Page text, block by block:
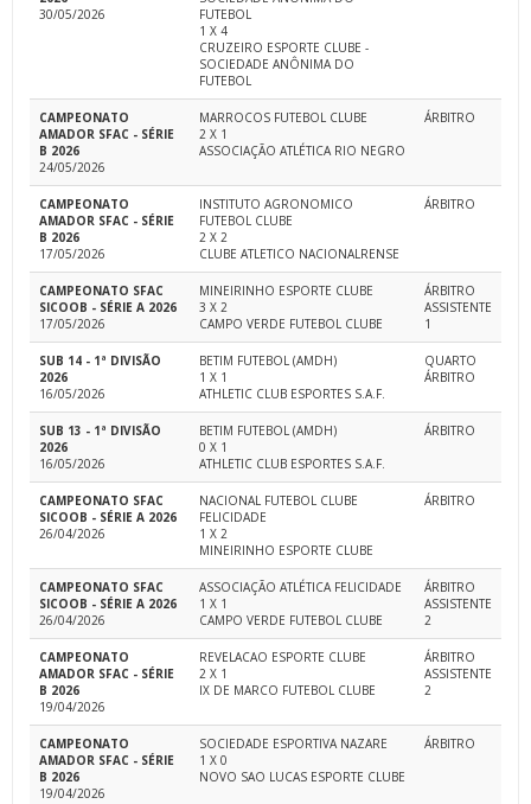
30/05/2026
FUTEBOL
1 X 4
CRUZEIRO ESPORTE CLUBE -
SOCIEDADE ANÔNIMA DO
FUTEBOL
CAMPEONATO
AMADOR SFAC - SÉRIE
B 2026
24/05/2026
MARROCOS FUTEBOL CLUBE
2 X 1
ASSOCIAÇÃO ATLÉTICA RIO NEGRO
ÁRBITRO
CAMPEONATO
AMADOR SFAC - SÉRIE
B 2026
17/05/2026
INSTITUTO AGRONOMICO
FUTEBOL CLUBE
2 X 2
CLUBE ATLETICO NACIONALRENSE
ÁRBITRO
CAMPEONATO SFAC
SICOOB - SÉRIE A 2026
17/05/2026
MINEIRINHO ESPORTE CLUBE
3 X 2
CAMPO VERDE FUTEBOL CLUBE
ÁRBITRO
ASSISTENTE
1
SUB 14 - 1ª DIVISÃO
2026
16/05/2026
BETIM FUTEBOL (AMDH)
1 X 1
ATHLETIC CLUB ESPORTES S.A.F.
QUARTO
ÁRBITRO
SUB 13 - 1ª DIVISÃO
2026
16/05/2026
BETIM FUTEBOL (AMDH)
0 X 1
ATHLETIC CLUB ESPORTES S.A.F.
ÁRBITRO
CAMPEONATO SFAC
SICOOB - SÉRIE A 2026
26/04/2026
NACIONAL FUTEBOL CLUBE
FELICIDADE
1 X 2
MINEIRINHO ESPORTE CLUBE
ÁRBITRO
CAMPEONATO SFAC
SICOOB - SÉRIE A 2026
26/04/2026
ASSOCIAÇÃO ATLÉTICA FELICIDADE
1 X 1
CAMPO VERDE FUTEBOL CLUBE
ÁRBITRO
ASSISTENTE
2
CAMPEONATO
AMADOR SFAC - SÉRIE
B 2026
19/04/2026
REVELACAO ESPORTE CLUBE
2 X 1
IX DE MARCO FUTEBOL CLUBE
ÁRBITRO
ASSISTENTE
2
CAMPEONATO
AMADOR SFAC - SÉRIE
B 2026
19/04/2026
SOCIEDADE ESPORTIVA NAZARE
1 X 0
NOVO SAO LUCAS ESPORTE CLUBE
ÁRBITRO